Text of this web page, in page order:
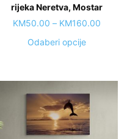
rijeka Neretva, Mostar
KM50.00 – KM160.00Price
Odaberi opcijeThis
variants.
The
options